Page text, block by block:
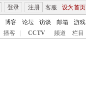
客服 设为首页
登录 注册
博客 论坛 访谈 邮箱
游戏
播客 CCTV 频道 栏目